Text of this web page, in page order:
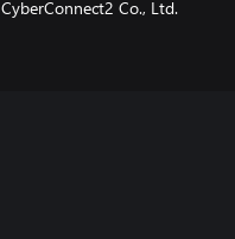
CyberConnect2 Co., Ltd.